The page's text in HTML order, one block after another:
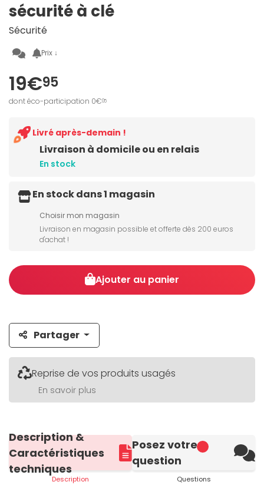
sécurité à clé
Sécurité
Prix ↓
19€95
dont éco-participation 0€05
Livraison à domicile ou en relais
En stock
Livré après-demain !
En stock dans 1 magasin
Choisir mon magasin
Livraison en magasin possible et offerte dès 200 euros
d'achat !
Ajouter au panier
Partager
Reprise de vos produits usagés
En savoir plus
Description &
Caractéristiques
techniques
Description
Posez votre
question
Questions